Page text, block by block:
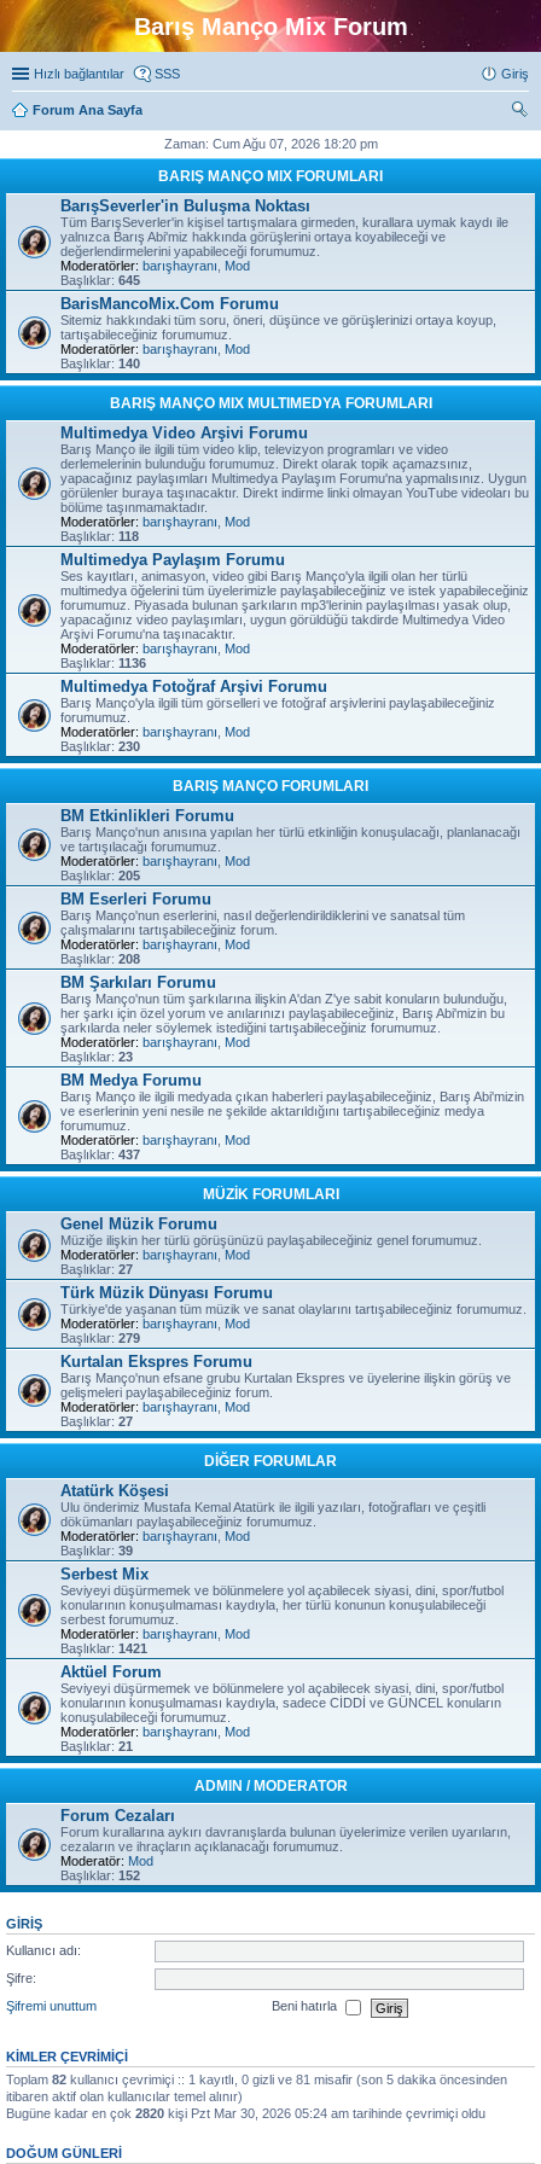
Barış Manço Mix Forum
Hızlı bağlantılar SSS Giriş
Forum Ana Sayfa
Zaman: Cum Ağu 07, 2026 18:20 pm
BARIŞ MANÇO MIX FORUMLARI
BarışSeverler'in Buluşma Noktası
Tüm BarışSeverler'in kişisel tartışmalara girmeden, kurallara uymak kaydı ile
yalnızca Barış Abi'miz hakkında görüşlerini ortaya koyabileceği ve
değerlendirmelerini yapabileceği forumumuz.
Moderatörler: barışhayranı
Mod
Başlıklar: 645
BarisMancoMix.Com Forumu
Sitemiz hakkındaki tüm soru, öneri, düşünce ve görüşlerinizi ortaya koyup,
tartışabileceğiniz forumumuz.
Moderatörler: barışhayranı
Mod
Başlıklar: 140
BARIŞ MANÇO MIX MULTIMEDYA FORUMLARI
Multimedya Video Arşivi Forumu
Barış Manço ile ilgili tüm video klip, televizyon programları ve video
derlemelerinin bulunduğu forumumuz. Direkt olarak topik açamazsınız,
yapacağınız paylaşımları Multimedya Paylaşım Forumu'na yapmalısınız. Uygun
görülenler buraya taşınacaktır. Direkt indirme linki olmayan YouTube videoları bu
bölüme taşınmamaktadır.
Moderatörler: barışhayranı
Mod
Başlıklar: 118
Multimedya Paylaşım Forumu
Ses kayıtları, animasyon, video gibi Barış Manço'yla ilgili olan her türlü
multimedya öğelerini tüm üyelerimizle paylaşabileceğiniz ve istek yapabileceğiniz
forumumuz. Piyasada bulunan şarkıların mp3'lerinin paylaşılması yasak olup,
yapacağınız video paylaşımları, uygun görüldüğü takdirde Multimedya Video
Arşivi Forumu'na taşınacaktır.
Moderatörler: barışhayranı
Mod
Başlıklar: 1136
Multimedya Fotoğraf Arşivi Forumu
Barış Manço'yla ilgili tüm görselleri ve fotoğraf arşivlerini paylaşabileceğiniz
forumumuz.
Moderatörler: barışhayranı
Mod
Başlıklar: 230
BARIŞ MANÇO FORUMLARI
BM Etkinlikleri Forumu
Barış Manço'nun anısına yapılan her türlü etkinliğin konuşulacağı, planlanacağı
ve tartışılacağı forumumuz.
Moderatörler: barışhayranı
Mod
Başlıklar: 205
BM Eserleri Forumu
Barış Manço'nun eserlerini, nasıl değerlendirildiklerini ve sanatsal tüm
çalışmalarını tartışabileceğiniz forum.
Moderatörler: barışhayranı
Mod
Başlıklar: 208
BM Şarkıları Forumu
Barış Manço'nun tüm şarkılarına ilişkin A'dan Z'ye sabit konuların bulunduğu,
her şarkı için özel yorum ve anılarınızı paylaşabileceğiniz, Barış Abi'mizin bu
şarkılarda neler söylemek istediğini tartışabileceğiniz forumumuz.
Moderatörler: barışhayranı
Mod
Başlıklar: 23
BM Medya Forumu
Barış Manço ile ilgili medyada çıkan haberleri paylaşabileceğiniz, Barış Abi'mizin
ve eserlerinin yeni nesile ne şekilde aktarıldığını tartışabileceğiniz medya
forumumuz.
Moderatörler: barışhayranı
Mod
Başlıklar: 437
MÜZİK FORUMLARI
Genel Müzik Forumu
Müziğe ilişkin her türlü görüşünüzü paylaşabileceğiniz genel forumumuz.
Moderatörler: barışhayranı
Mod
Başlıklar: 27
Türk Müzik Dünyası Forumu
Türkiye'de yaşanan tüm müzik ve sanat olaylarını tartışabileceğiniz forumumuz.
Moderatörler: barışhayranı
Mod
Başlıklar: 279
Kurtalan Ekspres Forumu
Barış Manço'nun efsane grubu Kurtalan Ekspres ve üyelerine ilişkin görüş ve
gelişmeleri paylaşabileceğiniz forum.
Moderatörler: barışhayranı
Mod
Başlıklar: 27
DİĞER FORUMLAR
Atatürk Köşesi
Ulu önderimiz Mustafa Kemal Atatürk ile ilgili yazıları, fotoğrafları ve çeşitli
dökümanları paylaşabileceğiniz forumumuz.
Moderatörler: barışhayranı
Mod
Başlıklar: 39
Serbest Mix
Seviyeyi düşürmemek ve bölünmelere yol açabilecek siyasi, dini, spor/futbol
konularının konuşulmaması kaydıyla, her türlü konunun konuşulabileceği
serbest forumumuz.
Moderatörler: barışhayranı
Mod
Başlıklar: 1421
Aktüel Forum
Seviyeyi düşürmemek ve bölünmelere yol açabilecek siyasi, dini, spor/futbol
konularının konuşulmaması kaydıyla, sadece CİDDİ ve GÜNCEL konuların
konuşulabileceği forumumuz.
Moderatörler: barışhayranı
Mod
Başlıklar: 21
ADMIN / MODERATOR
Forum Cezaları
Forum kurallarına aykırı davranışlarda bulunan üyelerimize verilen uyarıların,
cezaların ve ihraçların açıklanacağı forumumuz.
Moderatör: Mod
Başlıklar: 152
GIRIŞ
Kullanıcı adı:
Şifre:
Şifremi unuttum
Beni hatırla
KIMLER ÇEVRIMIÇI
Toplam 82 kullanıcı çevrimiçi :: 1 kayıtlı, 0 gizli ve 81 misafir (son 5 dakika öncesinden
itibaren aktif olan kullanıcılar temel alınır)
Bugüne kadar en çok 2820 kişi Pzt Mar 30, 2026 05:24 am tarihinde çevrimiçi oldu
DOĞUM GÜNLERI